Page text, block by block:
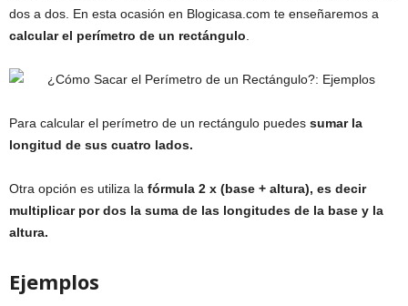
dos a dos. En esta ocasión en Blogicasa.com te enseñaremos a
calcular el perímetro de un rectángulo
Para calcular el perímetro de un rectángulo puedes sumar la
longitud de sus cuatro lados.
Otra opción es utiliza la fórmula 2 x (base + altura), es decir
multiplicar por dos la suma de las longitudes de la base y la
altura.
Ejemplos